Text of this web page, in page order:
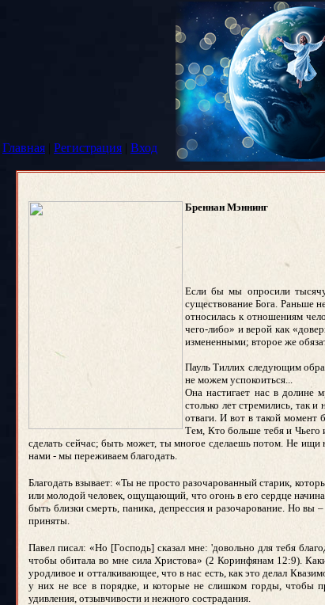
Главная | Регистрация | Вход
Бреннан Мэннинг
Если бы мы опросили
существование Бога. Раньше
относилась к отношениям
чего-либо» и верой как
измененными; второе же
Пауль Тиллих следующим
не можем успокоиться...
Она настигает нас в долине
столько лет стремились, так
отваги. И вот в такой момент
Тем, Кто больше тебя и Чьего
сделать сейчас; быть может, ты многое сделаешь потом. Не
нами - мы переживаем благодать.
Благодать взывает: «Ты не просто разочарованный старик,
или молодой человек, ощущающий, что огонь в его сердце
быть близки смерть, паника, депрессия и разочарование. Но вы
приняты.
Павел писал: «Но [Господь] сказал мне: 'довольно для тебя
чтобы обитала во мне сила Христова» (2 Коринфянам 12:9).
уродливое и отталкивающее, что в нас есть, как это делал
у них не все в порядке, и которые не слишком горды, чтобы
удивления, отзывчивости и нежного сострадания.